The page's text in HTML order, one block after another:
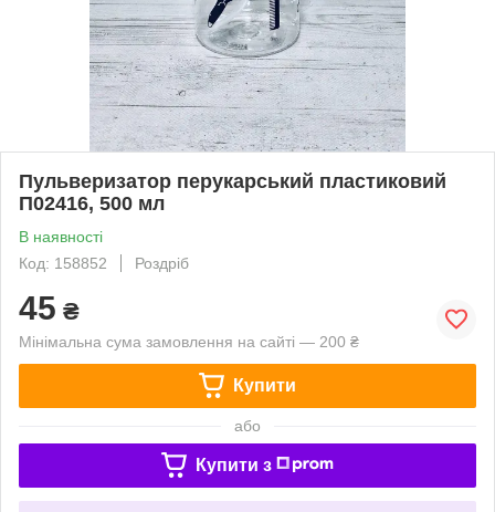
Пульверизатор перукарський пластиковий
П02416, 500 мл
В наявності
Код: 158852
Роздріб
45 ₴
Мінімальна сума замовлення на сайті — 200 ₴
Купити
або
Купити з